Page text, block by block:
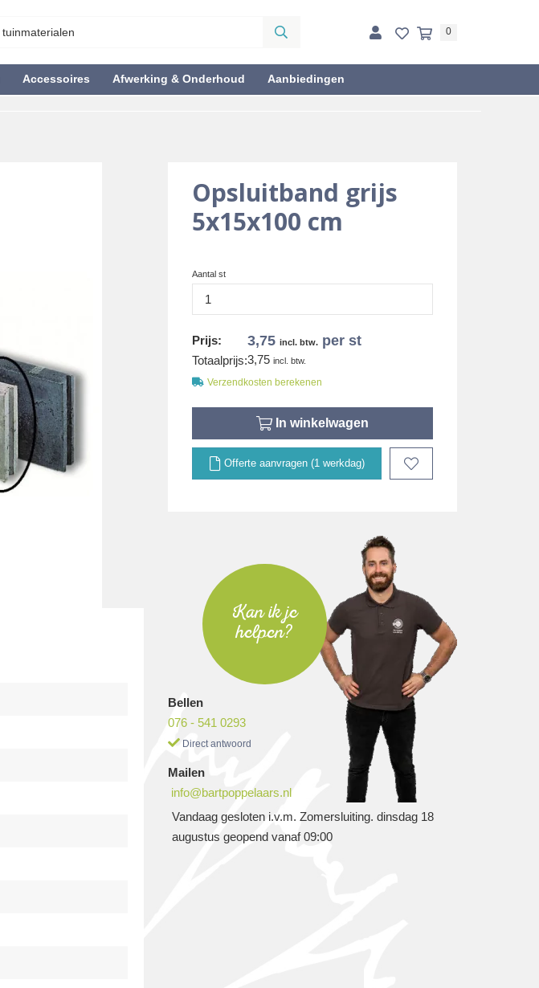
0
Accessoires Afwerking & Onderhoud Aanbiedingen
Opsluitband grijs
5x15x100 cm
Aantal st
Prijs: 3,75 incl. btw. per st
Totaalprijs:3,75 incl. btw.
Verzendkosten berekenen
In winkelwagen
Offerte aanvragen (1 werkdag)
Kan ik je
helpen?
Bellen
076 - 541 0293
Direct antwoord
Mailen
info@bartpoppelaars.nl
Vandaag gesloten i.v.m. Zomersluiting. dinsdag 18
augustus geopend vanaf 09:00